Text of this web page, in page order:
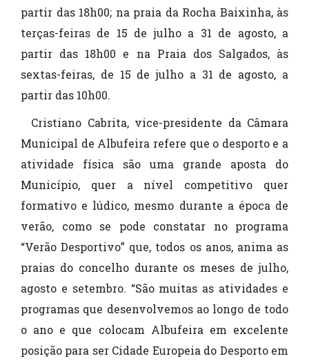
partir das 18h00; na praia da Rocha Baixinha, às
terças-feiras de 15 de julho a 31 de agosto, a
partir das 18h00 e na Praia dos Salgados, às
sextas-feiras, de 15 de julho a 31 de agosto, a
partir das 10h00.
Cristiano Cabrita, vice-presidente da Câmara
Municipal de Albufeira refere que o desporto e a
atividade física são uma grande aposta do
Município, quer a nível competitivo quer
formativo e lúdico, mesmo durante a época de
verão, como se pode constatar no programa
“Verão Desportivo” que, todos os anos, anima as
praias do concelho durante os meses de julho,
agosto e setembro. “São muitas as atividades e
programas que desenvolvemos ao longo de todo
o ano e que colocam Albufeira em excelente
posição para ser Cidade Europeia do Desporto em